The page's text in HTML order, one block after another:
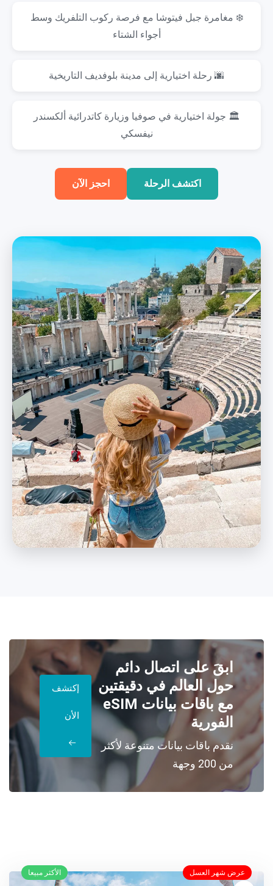
❄️ مغامرة جبل فيتوشا مع فرصة ركوب التلفريك وسط
أجواء الشتاء
🌆 رحلة اختيارية إلى مدينة بلوفديف التاريخية
🏛️ جولة اختيارية في صوفيا وزيارة كاتدرائية ألكسندر
نيفسكي
اكتشف الرحلة احجز الآن
ابقَ على اتصال دائم
حول العالم في دقيقتين
مع باقات بيانات eSIM
الفورية
نقدم باقات بيانات متنوعة لأكثر
من 200 وجهة
إكتشف
الأن
الأكثر مبيعا عرض شهر العسل